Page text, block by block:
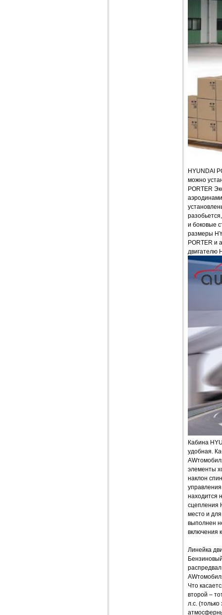
HYUNDAI
можно
PORTER
и боковые
размеры
PORTER и
двигателю
Кабина
удобная.
элементы
наклон
находится
сцепления
место и
выполнен
включения
Линейка
Что
второй –
л.с.